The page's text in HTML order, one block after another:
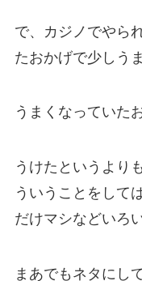
で、カジノでやら
たおかげで少しう
うまくなっていた
うけたというより
ういうことをして
だけマシなどいろ
まあでもネタにし